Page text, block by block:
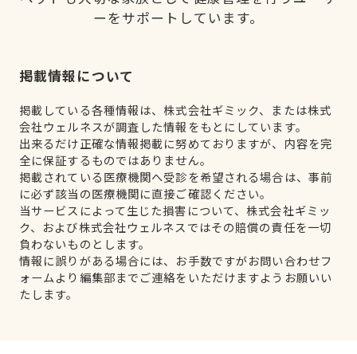
ーをサポートしています。
掲載情報について
掲載している各種情報は、株式会社ギミック、または株式
会社ウェルネスが調査した情報をもとにしています。
出来るだけ正確な情報掲載に努めておりますが、内容を完
全に保証するものではありません。
掲載されている医療機関へ受診を希望される場合は、事前
に必ず該当の医療機関に直接ご確認ください。
当サービスによって生じた損害について、株式会社ギミッ
ク、および株式会社ウェルネスではその賠償の責任を一切
負わないものとします。
情報に誤りがある場合には、お手数ですがお問い合わせフ
ォームより編集部までご連絡をいただけますようお願いい
たします。